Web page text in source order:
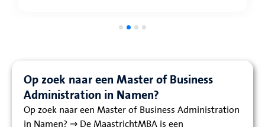
Op zoek naar een Master of Business
Administration in Namen?
Op zoek naar een Master of Business Administration
in Namen? ⇒ De MaastrichtMBA is een